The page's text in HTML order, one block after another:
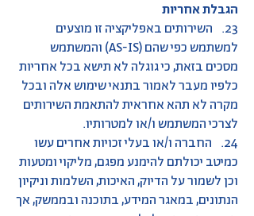
הגבלת אחריות
23. השירותים באפליקציה זו מוצעים
למשתמש כפי שהם (AS-IS) והמשתמש
מסכים בזאת, כי גוגלה לא תישא בכל אחריות
כלפיו מעבר לאמור בתנאי שימוש אלה ובכל
מקרה לא תהא אחראית להתאמת השירותים
לצרכי המשתמש ו/או למטרותיו.
24. החברה ו/או בעלי זכויות אחרים עשו
כמיטב יכולתם להימנע מפגם, מליקוי ומטעות
וכן לשמור על הדיוק, האיכות, השלמות וניקיון
הנתונים, במאגר המידע, בתוכנה ובממשק, אך